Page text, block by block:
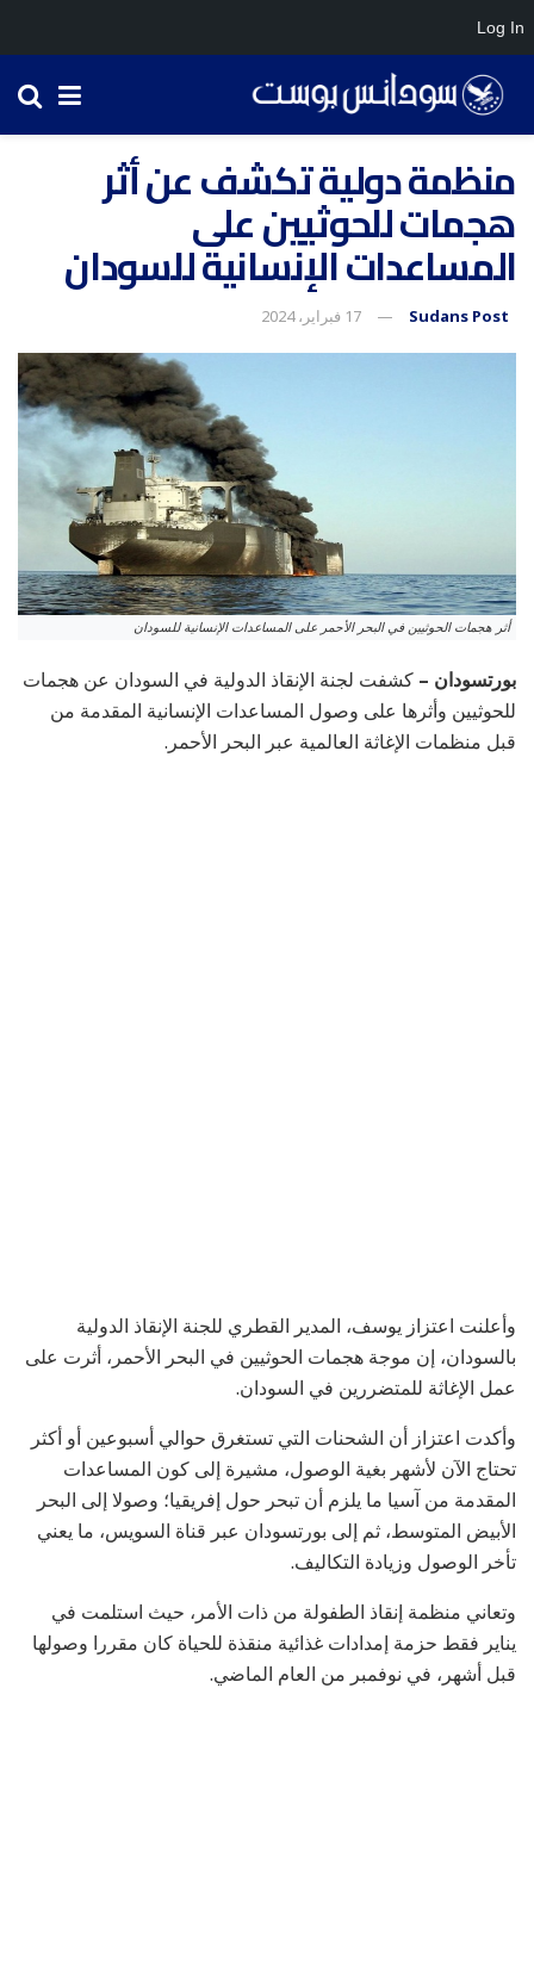
منظمة دولية تكشف عن أثر
هجمات للحوثيين على
المساعدات الإنسانية للسودان
Sudans Post 17 فبراير، 2024
أثر هجمات الحوثيين في البحر الأحمر على المساعدات الإنسانية للسودان
بورتسودان – كشفت لجنة الإنقاذ الدولية في السودان عن هجمات
للحوثيين وأثرها على وصول المساعدات الإنسانية المقدمة من
قبل منظمات الإغاثة العالمية عبر البحر الأحمر.
وأعلنت اعتزاز يوسف، المدير القطري للجنة الإنقاذ الدولية
بالسودان، إن موجة هجمات الحوثيين في البحر الأحمر، أثرت على
عمل الإغاثة للمتضررين في السودان.
وأكدت اعتزاز أن الشحنات التي تستغرق حوالي أسبوعين أو أكثر
تحتاج الآن لأشهر بغية الوصول، مشيرة إلى كون المساعدات
المقدمة من آسيا ما يلزم أن تبحر حول إفريقيا؛ وصولا إلى البحر
الأبيض المتوسط، ثم إلى بورتسودان عبر قناة السويس، ما يعني
تأخر الوصول وزيادة التكاليف.
وتعاني منظمة إنقاذ الطفولة من ذات الأمر، حيث استلمت في
يناير فقط حزمة إمدادات غذائية منقذة للحياة كان مقررا وصولها
قبل أشهر، في نوفمبر من العام الماضي.
Log In